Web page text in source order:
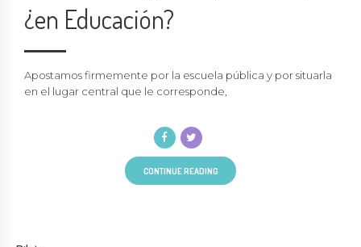
¿en Educación?
Apostamos firmemente por la escuela pública y por situarla
en el lugar central que le corresponde,
CONTINUE READING